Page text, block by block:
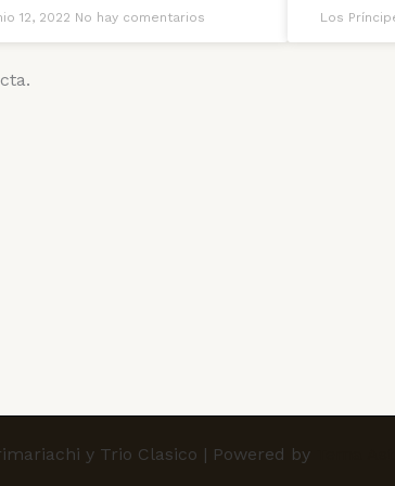
12, 2022 No hay comentarios Los
y Trio Clasico | Powered by